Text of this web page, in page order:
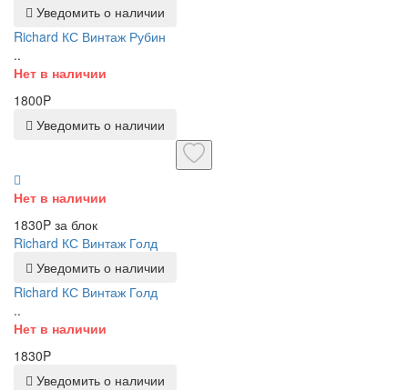
Уведомить о наличии
Richard КС Винтаж Рубин
..
Нет в наличии
1800P
Уведомить о наличии
Нет в наличии
1830P за блок
Richard КС Винтаж Голд
Уведомить о наличии
Richard КС Винтаж Голд
..
Нет в наличии
1830P
Уведомить о наличии